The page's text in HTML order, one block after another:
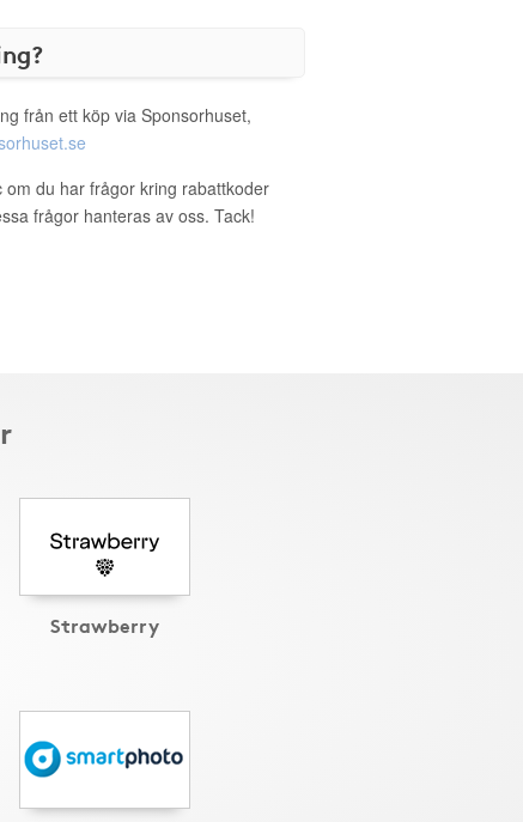
från ett köp via Sponsorhuset,
om du har frågor kring rabattkoder
frågor hanteras av oss. Tack!
Strawberry